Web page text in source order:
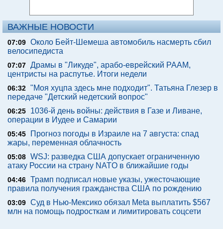
ВАЖНЫЕ НОВОСТИ
07:09 Около Бейт-Шемеша автомобиль насмерть сбил
велосипедиста
07:07 Драмы в "Ликуде", арабо-еврейский РААМ,
центристы на распутье. Итоги недели
06:32 "Моя хуцпа здесь мне подходит". Татьяна Глезер в
передаче "Детский недетский вопрос"
06:25
1036-й день войны: действия в Газе и Ливане,
операции в Иудее и Самарии
05:45
Прогноз погоды в Израиле на 7 августа: спад
жары, переменная облачность
05:08 WSJ: разведка США допускает ограниченную
атаку России на страну NATO в ближайшие годы
04:46 Трамп подписал новые указы, ужесточающие
правила получения гражданства США по рождению
03:09 Суд в Нью-Мексико обязал Meta выплатить $567
млн на помощь подросткам и лимитировать соцсети